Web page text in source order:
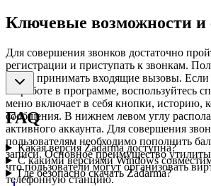
Ключевые возможности
Для совершения звонков достаточно
регистрации и приступать к звонкам.
также принимать входящие вызовы.
по работе в программе, воспользуйтесь
меню включает в себя кнопки, историю,
сообщения. В нижнем левом углу
активного аккаунта. Для совершения
пользователям необходимо пополнить
записи. Основное преимущество утилиты
что пользователи могут организовать
телефонную станцию.
FAQ
Какая версия Zadarma доступна?
С какими версиями Windows
Где безопасно скачать Zadarma?